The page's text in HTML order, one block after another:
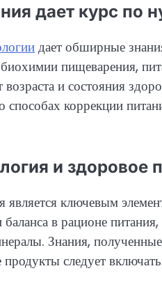
дает курс по
дает обширные
пищеварения,
возраста и состояния
способах коррекции
и здоровое
является ключевым
в рационе
Знания,
продукты следует